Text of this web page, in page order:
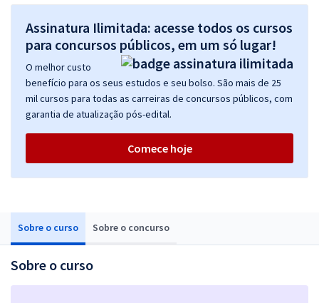
Sobre o curso Sobre o concurso
Sobre o curso
Assinatura Ilimitada: acesse todos os cursos
para concursos públicos, em um só lugar!
O melhor custo
benefício para os seus estudos e seu bolso. São mais de 25
mil cursos para todas as carreiras de concursos públicos, com
garantia de atualização pós-edital.
Comece hoje